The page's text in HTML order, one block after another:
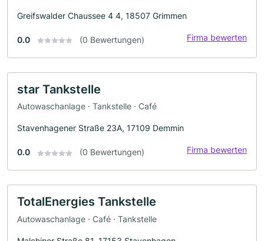
Greifswalder Chaussee 4 4, 18507 Grimmen
0.0 (0 Bewertungen) Firma bewerten
star Tankstelle
Autowaschanlage · Tankstelle · Café
Stavenhagener Straße 23A, 17109 Demmin
0.0 (0 Bewertungen) Firma bewerten
TotalEnergies Tankstelle
Autowaschanlage · Café · Tankstelle